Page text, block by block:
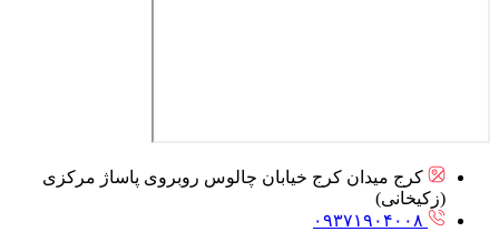
کرج میدان کرج خیابان چالوس روبروی پاساژ مرکزی
(زکیخانی)
۰۹۳۷۱۹۰۴۰۰۸